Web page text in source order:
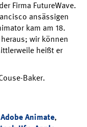
Firma FutureWave.
ansässigen
kam am 18.
heraus; wir können
heißt er
Baker.
Adobe Animate,